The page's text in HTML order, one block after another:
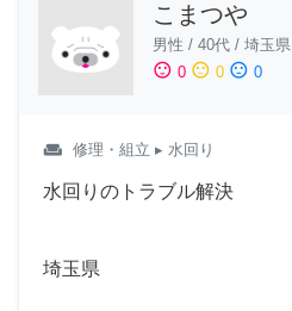
こまつや
男性 / 40代 / 埼玉県
sentiment_satisfied 0 sentiment_neutral 0 sentiment_dissatisfied 0
weekend 修理・組立 ▸ 水回り
水回りのトラブル解決
埼玉県